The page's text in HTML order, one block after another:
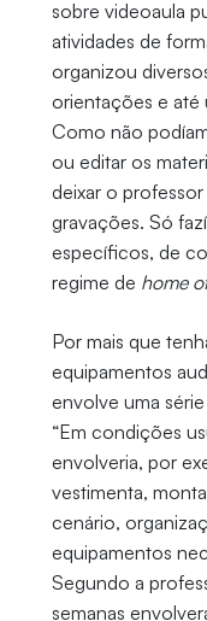
sobre videoaula
atividades de
organizou
orientações e até
Como não
ou editar os
deixar o
gravações. Só
específicos, de
regime de home
Por mais que
equipamentos
envolve uma
“Em condições
envolveria, por
vestimenta,
cenário,
equipamentos
Segundo a
semanas